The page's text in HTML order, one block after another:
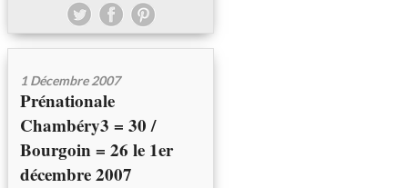
1 Décembre 2007
Prénationale
Chambéry3 = 30 /
Bourgoin = 26 le 1er
décembre 2007